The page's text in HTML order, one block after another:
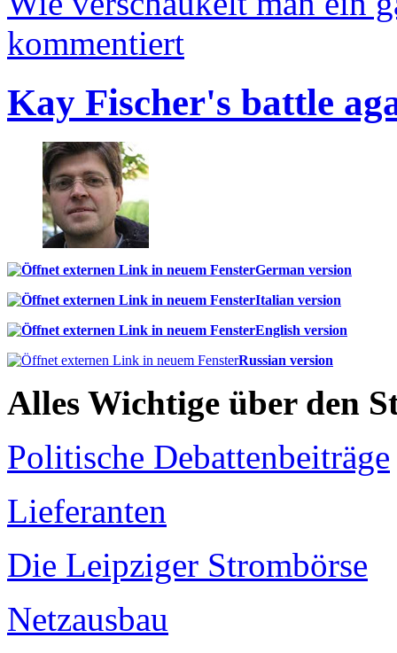
kommentiert
Kay Fischer's battle
German version
Italian version
English version
Russian version
Alles Wichtige über den
Politische Debattenbeiträge
Lieferanten
Die Leipziger Strombörse
Netzausbau